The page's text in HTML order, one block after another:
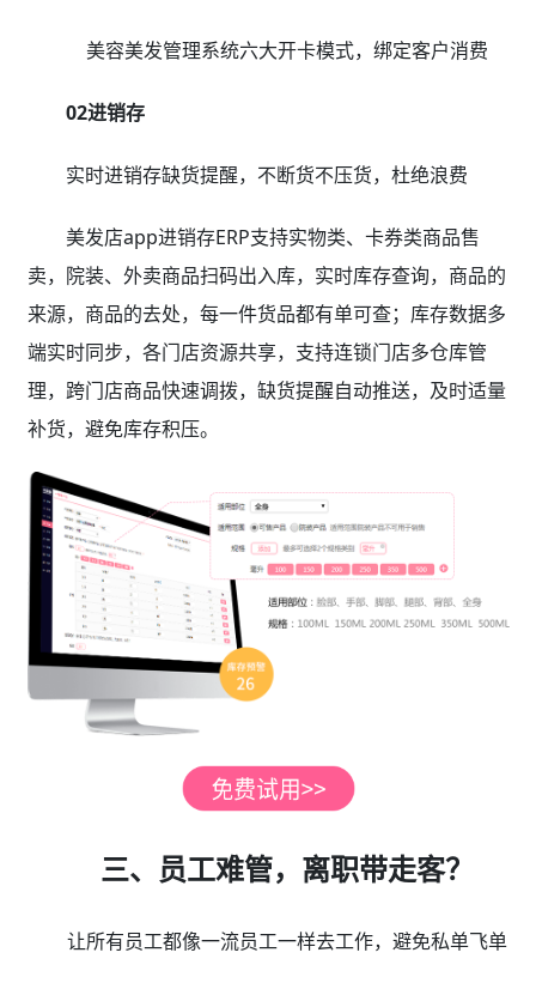
美容美发管理系统六大开卡模式，绑定客户消费
02进销存
实时进销存缺货提醒，不断货不压货，杜绝浪费
美发店app进销存ERP支持实物类、卡券类商品售
卖，院装、外卖商品扫码出入库，实时库存查询，商品的
来源，商品的去处，每一件货品都有单可查；库存数据多
端实时同步，各门店资源共享，支持连锁门店多仓库管
理，跨门店商品快速调拨，缺货提醒自动推送，及时适量
补货，避免库存积压。
三、员工难管，离职带走客？
让所有员工都像一流员工一样去工作，避免私单飞单